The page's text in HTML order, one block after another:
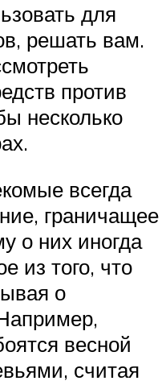
для
решать вам.
против
несколько
всегда
граничащее
о них иногда
из того, что
о
весной
считая